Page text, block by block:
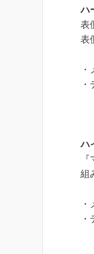
ハ
表
表
ハ
組